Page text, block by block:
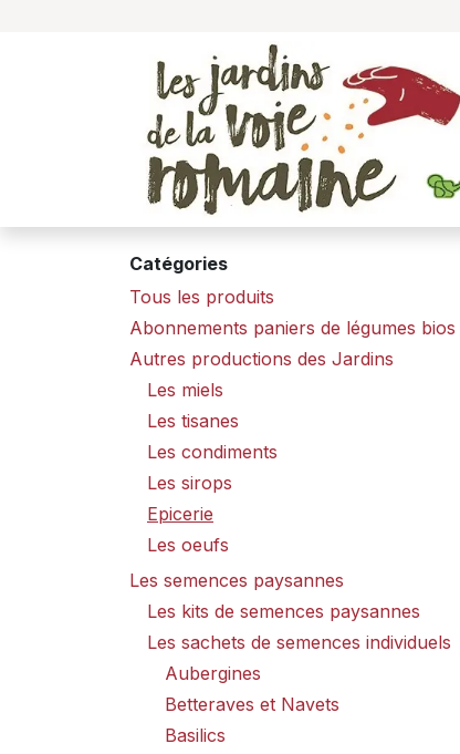
Catégories
Tous les produits
Abonnements paniers de légumes bios
Autres productions des Jardins
Les miels
Les tisanes
Les condiments
Les sirops
Epicerie
Les oeufs
Les semences paysannes
Les kits de semences paysannes
Les sachets de semences individuels
Aubergines
Betteraves et Navets
Basilics